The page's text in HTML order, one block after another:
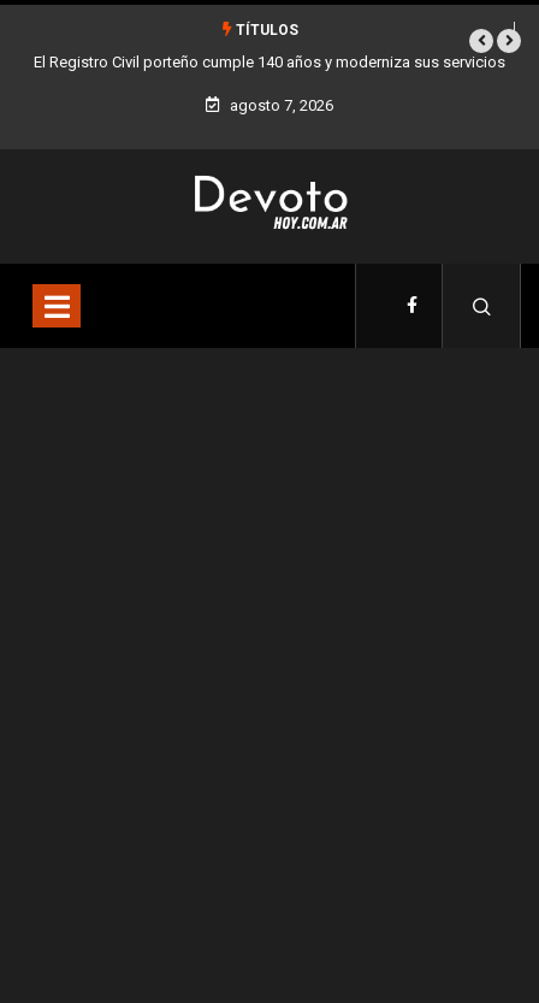
TÍTULOS
El Registro Civil porteño cumple 140 años y moderniza sus servicios
agosto 7, 2026